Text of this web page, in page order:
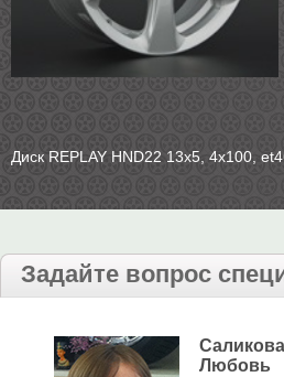
Диск REPLAY HND22 13х5, 4х100,
Задайте вопрос
Саликова
Любовь